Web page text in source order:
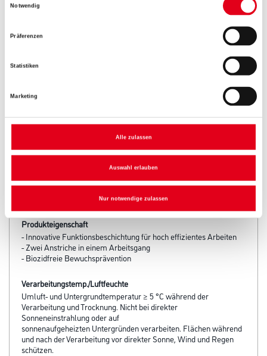
Notwendig
Präferenzen
Statistiken
Marketing
Alle zulassen
Auswahl erlauben
Nur notwendige zulassen
Zur Farbauswahl für Ihren Wunschfarbton
Produkteigenschaft
- Innovative Funktionsbeschichtung für hoch effizientes Arbeiten
- Zwei Anstriche in einem Arbeitsgang
- Biozidfreie Bewuchsprävention
Verarbeitungstemp./Luftfeuchte
Umluft- und Untergrundtemperatur ≥ 5 °C während der
Verarbeitung und Trocknung. Nicht bei direkter
Sonneneinstrahlung oder auf
sonnenaufgeheizten Untergründen verarbeiten. Flächen während
und nach der Verarbeitung vor direkter Sonne, Wind und Regen
schützen.